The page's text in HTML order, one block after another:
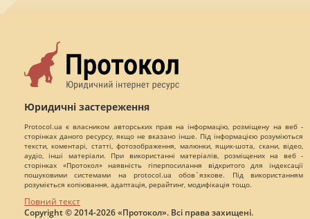
Юридичні застереження
Protocol.ua є власником авторських прав на інформацію, розміщену на веб -
сторінках даного ресурсу, якщо не вказано інше. Під інформацією розуміються
тексти, коментарі, статті, фотозображення, малюнки, ящик-шота, скани, відео,
аудіо, інші матеріали. При використанні матеріалів, розміщених на веб -
сторінках «Протокол» наявність гіперпосилання відкритого для індексації
пошуковими системами на protocol.ua обов`язкове. Під використанням
розуміється копіювання, адаптація, рерайтинг, модифікація тощо.
Повний текст
Copyright © 2014-2026 «Протокол». Всі права захищені.